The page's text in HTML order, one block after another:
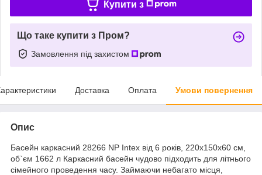
Купити з
Що таке купити з Пром?
Замовлення під захистом
Доставка Оплата Умови повернення
Опис
Басейн каркасний 28266 NP Intex від 6 років, 220х150х60 см,
об`єм 1662 л Каркасний басейн чудово підходить для літнього
сімейного проведення часу. Займаючи небагато місця,